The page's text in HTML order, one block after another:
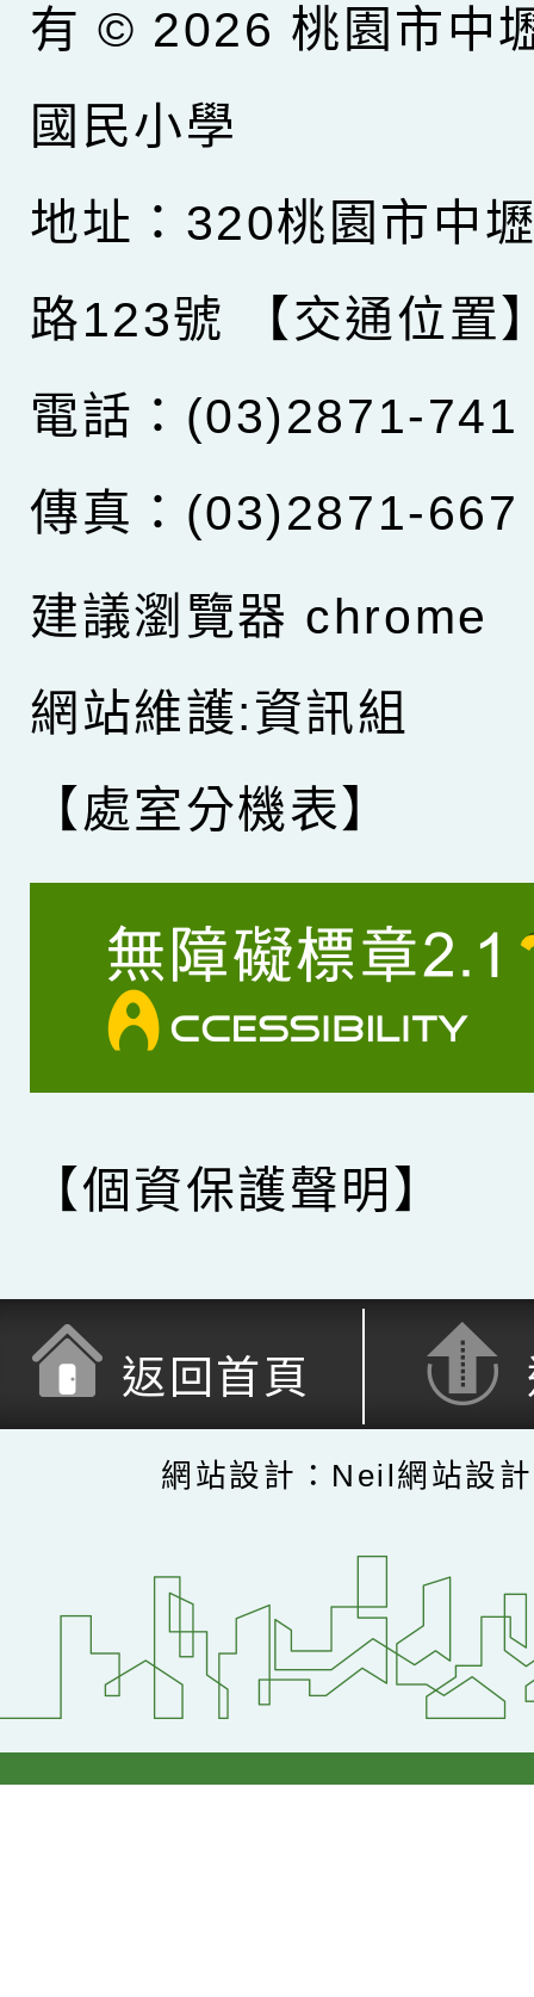
有 © 2026 桃園市中
國民小學
地址：320桃園市中
路123號
【交通位置
電話：(03)2871-741
傳真：(03)2871-667
建議瀏覽器 chrome
網站維護:資訊組
【處室分機表】
【個資保護聲明】
返回首頁
網站設計：Neil網站設